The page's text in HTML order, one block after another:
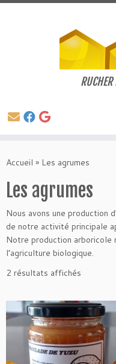
auAccueil » Les agrumes
Les agrumes
Nous avons une production
de notre activité principale
Notre production arboricole
l’agriculture biologique.
2 résultats affichés
prix